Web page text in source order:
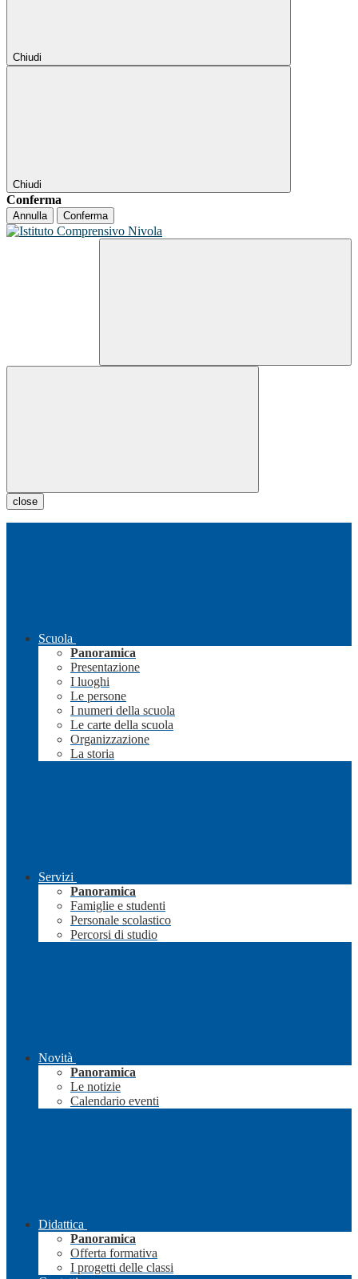
Chiudi
Chiudi
Conferma
Annulla Conferma
close
Scuola
Panoramica
Presentazione
I luoghi
Le persone
I numeri della scuola
Le carte della scuola
Organizzazione
La storia
Servizi
Panoramica
Famiglie e studenti
Personale scolastico
Percorsi di studio
Novità
Panoramica
Le notizie
Calendario eventi
Didattica
Panoramica
Offerta formativa
I progetti delle classi